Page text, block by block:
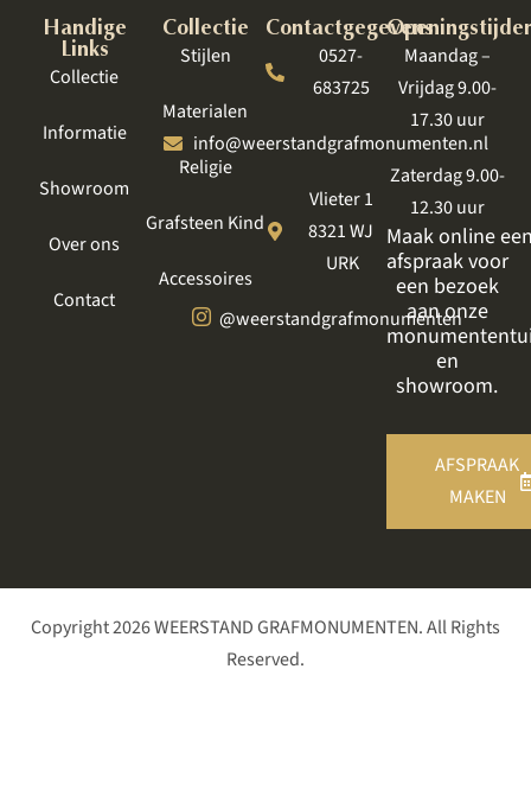
Handige
Links
Collectie
Informatie
Showroom
Over ons
Contact
Collectie
Stijlen
Materialen
Religie
Grafsteen Kind
Accessoires
Contactgegevens
0527-
683725
info@weerstandgrafmonumenten.nl
Vlieter 1
8321 WJ
URK
@weerstandgrafmonumenten
Maandag –
Vrijdag 9.00-
17.30 uur
Zaterdag 9.00-
12.30 uur
Maak online
afspraak voor
een bezoek
aan onze
en
showroom.
AFSPRAAK
MAKEN
Copyright 2026 WEERSTAND GRAFMONUMENTEN. All Rights
Reserved.